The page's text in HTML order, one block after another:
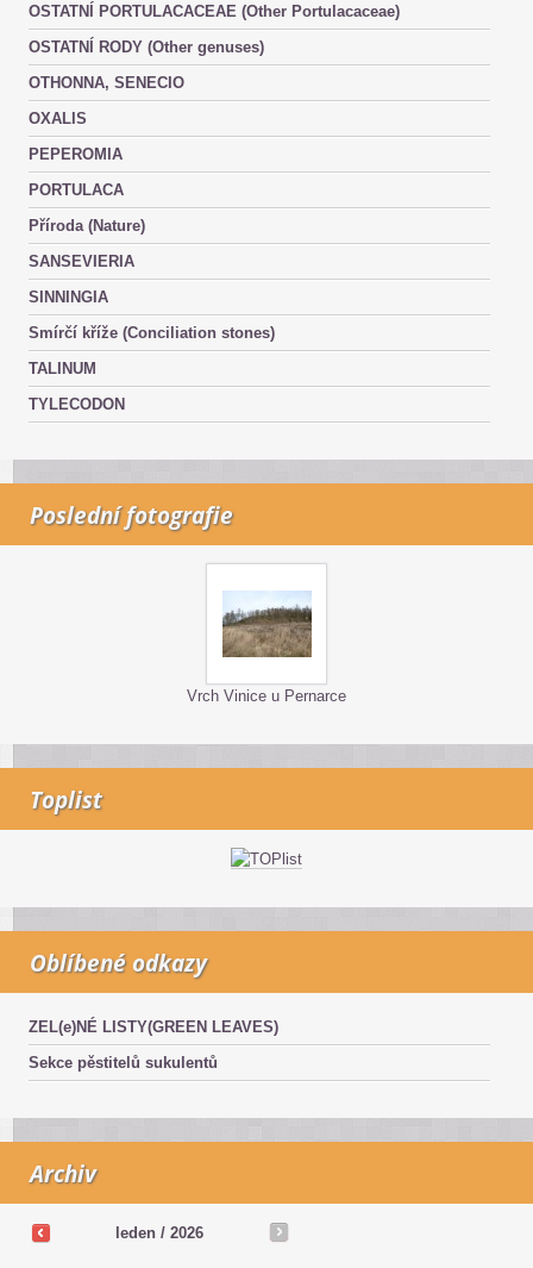
OSTATNÍ PORTULACACEAE (Other Portulacaceae)
OSTATNÍ RODY (Other genuses)
OTHONNA, SENECIO
OXALIS
PEPEROMIA
PORTULACA
Příroda (Nature)
SANSEVIERIA
SINNINGIA
Smírčí kříže (Conciliation stones)
TALINUM
TYLECODON
Poslední fotografie
Vrch Vinice u Pernarce
Toplist
Oblíbené odkazy
ZEL(e)NÉ LISTY(GREEN LEAVES)
Sekce pěstitelů sukulentů
Archiv
leden / 2026